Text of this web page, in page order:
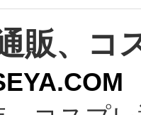
販、コ